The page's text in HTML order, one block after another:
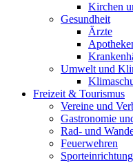
Kirchen
Gesundheit
Ärzte
Umwelt und
Freizeit & Tourismus
Vereine und
Gastronomie
Rad- und
Feuerwehren